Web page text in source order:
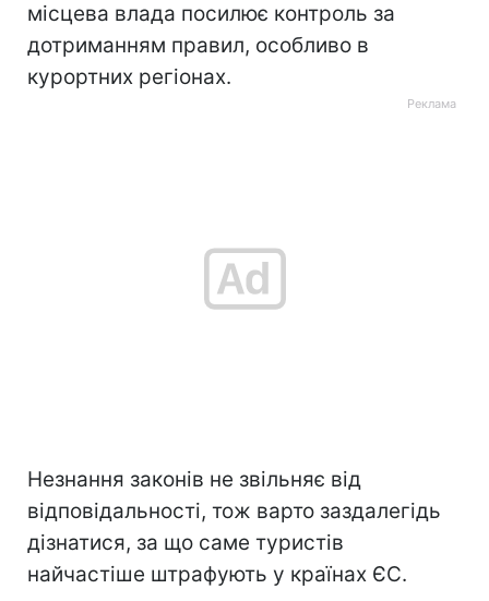
місцева влада посилює контроль за
дотриманням правил, особливо в
курортних регіонах.
Незнання законів не звільняє від
відповідальності, тож варто заздалегідь
дізнатися, за що саме туристів
найчастіше штрафують у країнах ЄС.